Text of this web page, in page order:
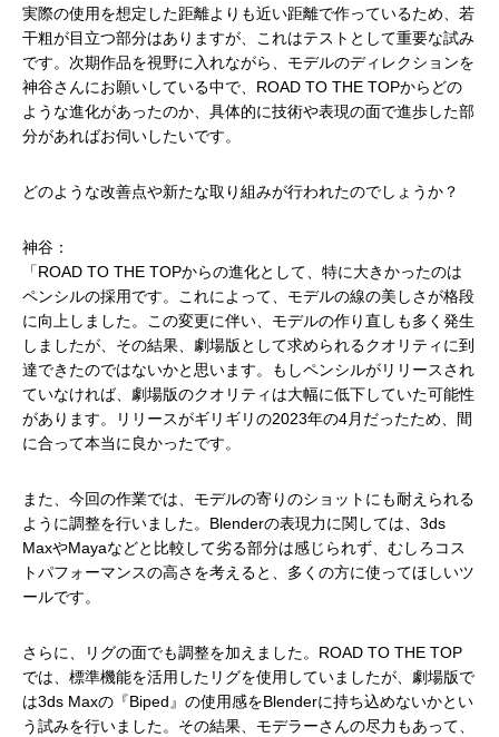
実際の使用を想定した距離よりも近い距離で作っているため、若
干粗が目立つ部分はありますが、これはテストとして重要な試み
です。次期作品を視野に入れながら、モデルのディレクションを
神谷さんにお願いしている中で、ROAD TO THE TOPからどの
ような進化があったのか、具体的に技術や表現の面で進歩した部
分があればお伺いしたいです。
どのような改善点や新たな取り組みが行われたのでしょうか？
神谷：
「ROAD TO THE TOPからの進化として、特に大きかったのは
ペンシルの採用です。これによって、モデルの線の美しさが格段
に向上しました。この変更に伴い、モデルの作り直しも多く発生
しましたが、その結果、劇場版として求められるクオリティに到
達できたのではないかと思います。もしペンシルがリリースされ
ていなければ、劇場版のクオリティは大幅に低下していた可能性
があります。リリースがギリギリの2023年の4月だったため、間
に合って本当に良かったです。
また、今回の作業では、モデルの寄りのショットにも耐えられる
ように調整を行いました。Blenderの表現力に関しては、3ds
MaxやMayaなどと比較して劣る部分は感じられず、むしろコス
トパフォーマンスの高さを考えると、多くの方に使ってほしいツ
ールです。
さらに、リグの面でも調整を加えました。ROAD TO THE TOP
では、標準機能を活用したリグを使用していましたが、劇場版で
は3ds Maxの『Biped』の使用感をBlenderに持ち込めないかとい
う試みを行いました。その結果、モデラーさんの尽力もあって、